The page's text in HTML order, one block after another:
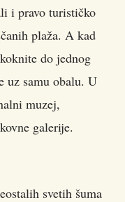
i pravo turističko
plaža. A kad
do jednog
uz samu obalu. U
muzej,
galerije.
svetih šuma